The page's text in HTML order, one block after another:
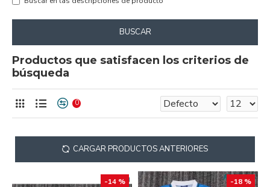
BUSCAR
Productos que satisfacen los criterios de
búsqueda
0
CARGAR PRODUCTOS ANTERIORES
-14 % -18 %